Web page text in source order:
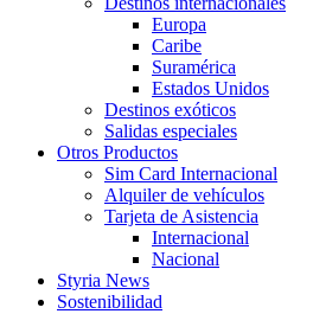
Europa
Caribe
Suramérica
Estados Unidos
Destinos exóticos
Salidas especiales
Otros Productos
Sim Card Internacional
Alquiler de vehículos
Tarjeta de Asistencia
Internacional
Nacional
Styria News
Sostenibilidad